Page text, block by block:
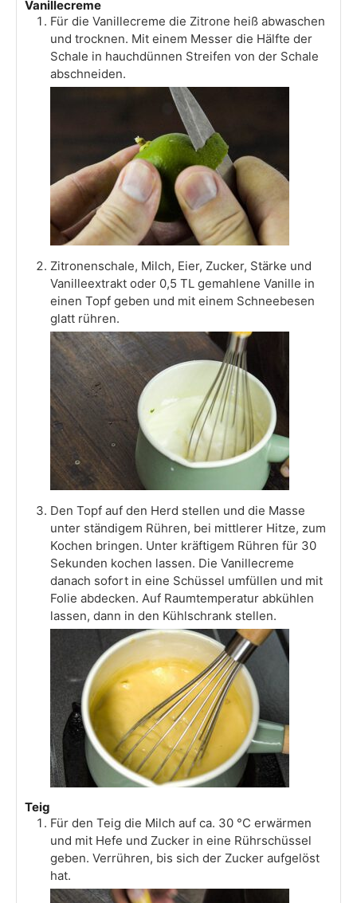
Vanillecreme
Für die Vanillecreme die Zitrone heiß abwaschen
und trocknen. Mit einem Messer die Hälfte der
Schale in hauchdünnen Streifen von der Schale
abschneiden.
Zitronenschale, Milch, Eier, Zucker, Stärke und
Vanilleextrakt oder 0,5 TL gemahlene Vanille in
einen Topf geben und mit einem Schneebesen
glatt rühren.
Den Topf auf den Herd stellen und die Masse
unter ständigem Rühren, bei mittlerer Hitze, zum
Kochen bringen. Unter kräftigem Rühren für 30
Sekunden kochen lassen. Die Vanillecreme
danach sofort in eine Schüssel umfüllen und mit
Folie abdecken. Auf Raumtemperatur abkühlen
lassen, dann in den Kühlschrank stellen.
Teig
Für den Teig die Milch auf ca. 30 °C erwärmen
und mit Hefe und Zucker in eine Rührschüssel
geben. Verrühren, bis sich der Zucker aufgelöst
hat.